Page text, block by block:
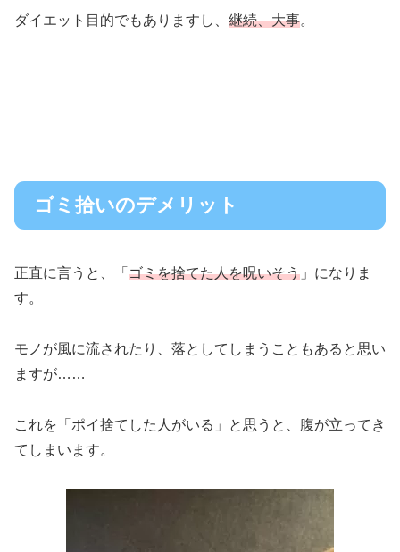
ダイエット目的でもありますし、 継続、大事。
ゴミ拾いのデメリット
正直に言うと、「 ゴミを捨てた人を呪いそう 」になりま
す。
モノが風に流されたり、落としてしまうこともあると思い
ますが……
これを「ポイ捨てした人がいる」と思うと、腹が立ってき
てしまいます。